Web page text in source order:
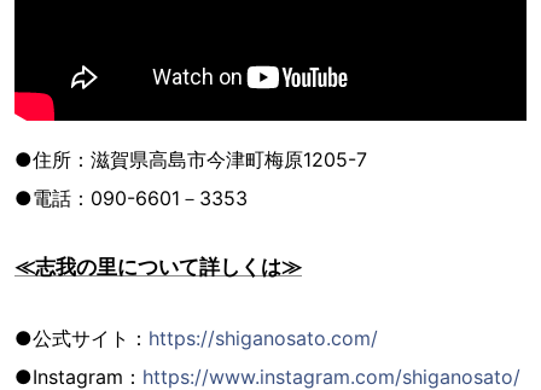
●住所：滋賀県高島市今津町梅原1205-7
●電話：090-6601－3353
≪志我の里について詳しくは≫
●公式サイト： https://shiganosato.com/
●Instagram： https://www.instagram.com/shiganosato/